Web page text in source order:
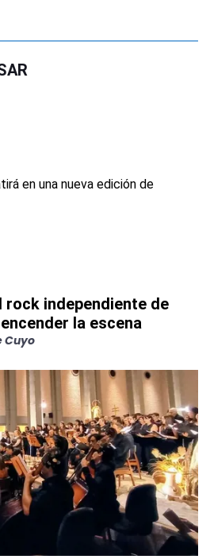
rock independiente de
la escena
Cuyo